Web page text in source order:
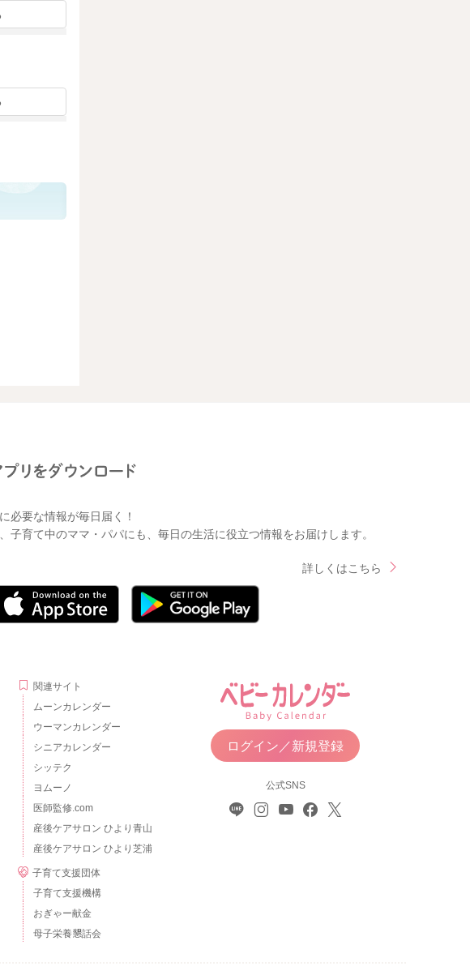
増
ゃん
と言
の
唄
ら
必要な情報が毎日届く！
子育て中のママ・パパにも、毎日の生活に役立つ情報をお届けします。
詳しくはこちら
関連サイト
ムーンカレンダー
ウーマンカレンダー
シニアカレンダー
シッテク
ヨムーノ
医師監修.com
産後ケアサロン ひより青山
産後ケアサロン ひより芝浦
子育て支援団体
子育て支援機構
おぎゃー献金
母子栄養懇話会
ログイン／新規登録
公式SNS